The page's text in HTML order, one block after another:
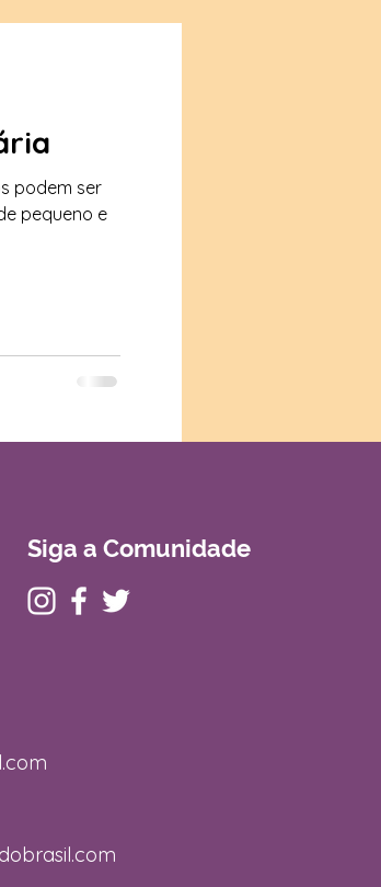
podem ser
pequeno e
Siga a Comunidade